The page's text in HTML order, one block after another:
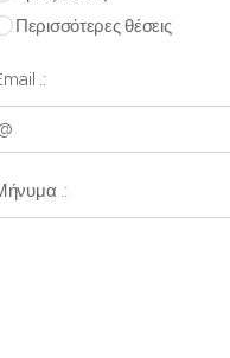
Περισσότερες θέσεις
.:
.: